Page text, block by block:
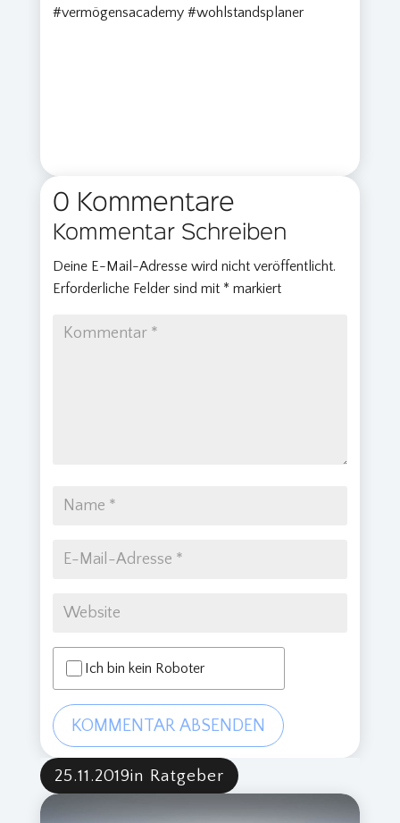
25.11.2019in Ratgeber
#vermögensacademy #wohlstandsplaner
0 Kommentare
Kommentar Schreiben
Deine E-Mail-Adresse wird nicht veröffentlicht.
Erforderliche Felder sind mit * markiert
Ich bin kein Roboter
KOMMENTAR ABSENDEN